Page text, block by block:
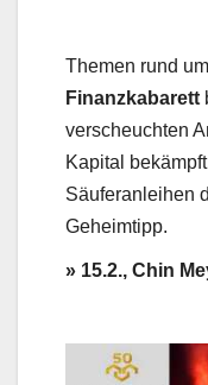
Themen rund
Finanzkabarett
verscheuchten
Kapital
Säuferanleihen
Geheimtipp.
» 15.2., Chin